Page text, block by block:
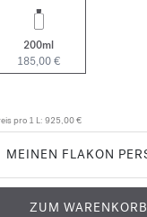
200ml
185,00 €
pro 1 L: 925,00 €
MEINEN FLAKON
ZUM